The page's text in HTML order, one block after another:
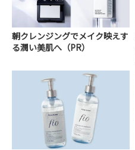
朝クレンジングでメイク映えす
る潤い美肌へ（PR）